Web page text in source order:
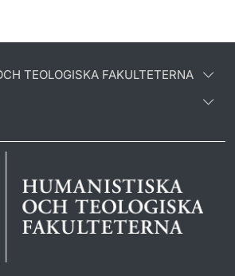
TEOLOGISKA FAKULTETERNA